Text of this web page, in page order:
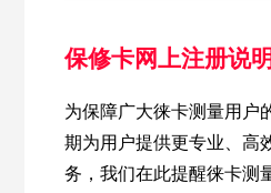
保修卡网上注册说
为保障广大徕卡测量用户
期为用户提供更专业、高
务，我们在此提醒徕卡测